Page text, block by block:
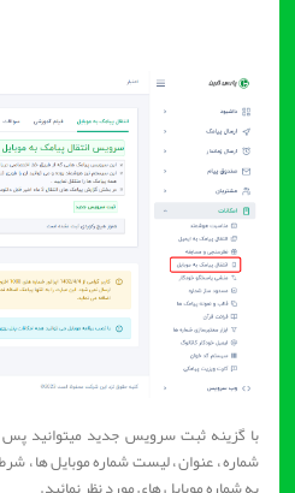
با گزینه ثبت سرویس جدید میتوانید پس
شماره ، عنوان ، لیست شماره موبایل ها ،